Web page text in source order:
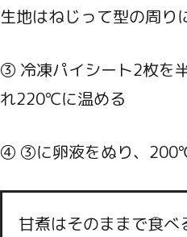
生地はねじって型の周り
③ 冷凍パイシート2枚を
れ220℃に温める
④ ③に卵液をぬり、
甘煮はそのままで食